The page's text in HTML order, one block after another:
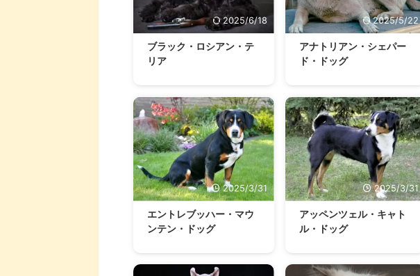
2025/6/18
ブラック・ロシアン・テ
リア
2025/5/22
アナトリアン・シェパー
ド・ドッグ
2025/3/31
エントレブッハー・マウ
ンテン・ドッグ
2025/3/31
アッペンツェル・キャト
ル・ドッグ